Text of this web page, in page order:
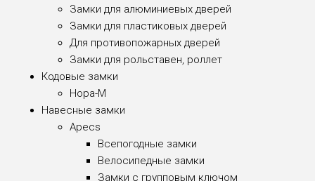
Замки для алюминиевых дверей
Замки для пластиковых дверей
Для противопожарных дверей
Замки для рольставен, роллет
Кодовые замки
Нора-М
Навесные замки
Apecs
Всепогодные замки
Велосипедные замки
Замки с групповым ключом